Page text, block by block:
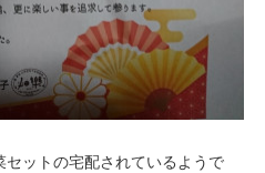
ットの宅配されているようで